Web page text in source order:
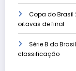
Copa do Brasil
oitavas de final
Série B do
classificação